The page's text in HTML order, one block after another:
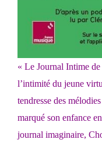
« Le Journal Intime
l’intimité du jeune
tendresse des
marqué son enfance
journal imaginaire,